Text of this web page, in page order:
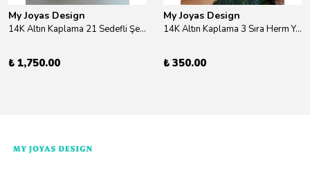
My Joyas Design
14K Altın Kaplama 21 Sedefli Şekiller Kolye 46cm
₺ 1,750.00
My Joyas Design
14K Altın Kaplama 3 Sıra Herm Yüzük Gold
₺ 350.00